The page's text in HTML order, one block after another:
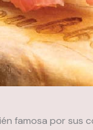
famosa por sus